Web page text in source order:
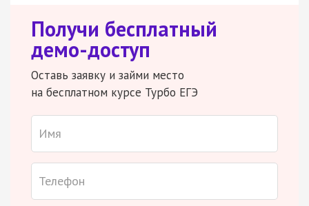
Получи бесплатный
демо-доступ
Оставь заявку и займи место
на бесплатном курсе Турбо ЕГЭ